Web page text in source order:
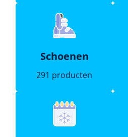
Schoenen
291 producten